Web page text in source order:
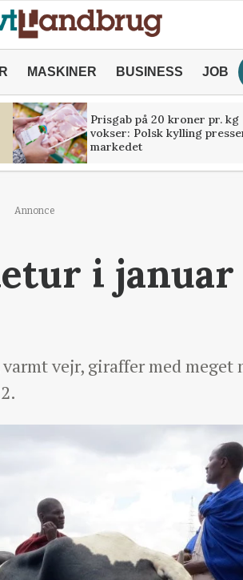
MASKINER BUSINESS JOB
Prisgab på 20 kroner pr. kg
vokser: Polsk kylling
markedet
Annonce
i
vejr, giraffer med meget